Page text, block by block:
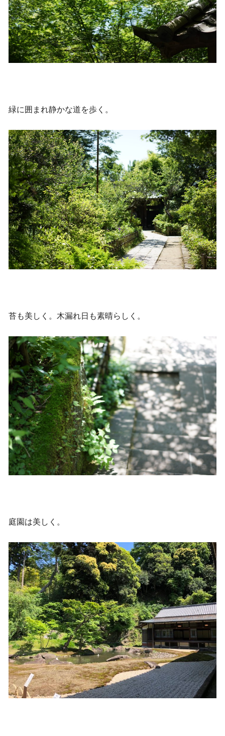
緑に囲まれ静かな道を歩く。
苔も美しく。木漏れ日も素晴らしく。
庭園は美しく。